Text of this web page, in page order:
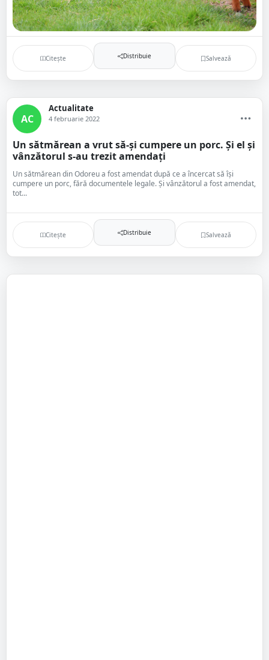
Citește Distribuie Salvează
AC
Actualitate
4 februarie 2022
Un sătmărean a vrut să-și cumpere un porc. Și el și
vânzătorul s-au trezit amendați
Un sătmărean din Odoreu a fost amendat după ce a încercat să își
cumpere un porc, fără documentele legale. Și vânzătorul a fost amendat,
tot...
Citește Distribuie Salvează